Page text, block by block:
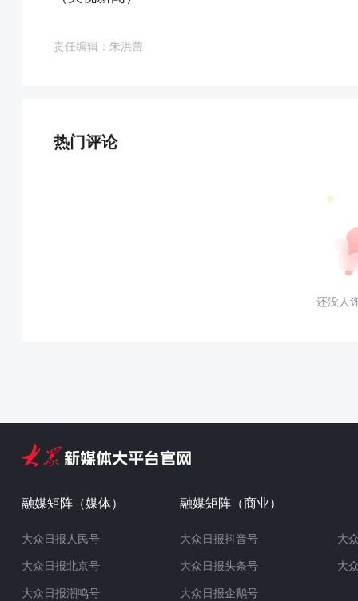
责任编辑：朱洪蕾
热门评论
还没人
融媒矩阵（媒体）
大众日报人民号
大众日报北京号
大众日报潮鸣号
融媒矩阵（商业）
大众日报抖音号
大众日报头条号
大众日报企鹅号
大
大